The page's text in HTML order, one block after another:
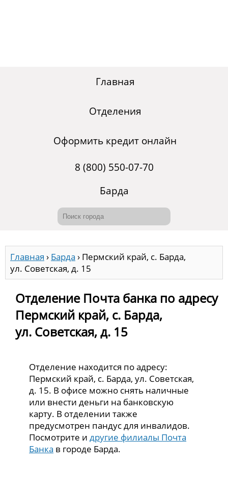
Главная
Отделения
Оформить кредит онлайн
8 (800) 550-07-70
Барда
Главная › Барда › Пермский край, с. Барда,
ул. Советская, д. 15
Отделение Почта банка по адресу
Пермский край, с. Барда,
ул. Советская, д. 15
Отделение находится по адресу:
Пермский край, с. Барда, ул. Советская,
д. 15. В офисе можно снять наличные
или внести деньги на банковскую
карту. В отделении также
предусмотрен пандус для инвалидов.
Посмотрите идругие филиалы Почта
Банка в городе Барда.